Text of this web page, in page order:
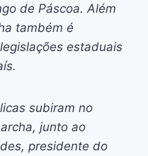
de Páscoa. Além
também é
estaduais
subiram no
junto ao
presidente do